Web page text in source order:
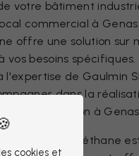
votre bâtiment
commercial à
offre une solution sur
vos besoins spécifiques.
de Gaulmin
dans la
projets d'isolation à
le polyuréthane
cookies et